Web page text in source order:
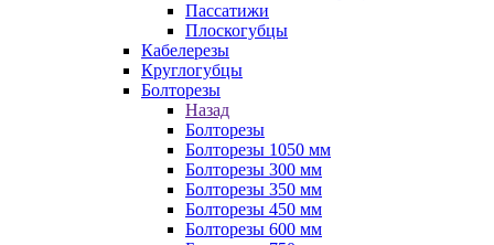
Пассатижи
Плоскогубцы
Кабелерезы
Круглогубцы
Болторезы
Назад
Болторезы
Болторезы 1050 мм
Болторезы 300 мм
Болторезы 350 мм
Болторезы 450 мм
Болторезы 600 мм